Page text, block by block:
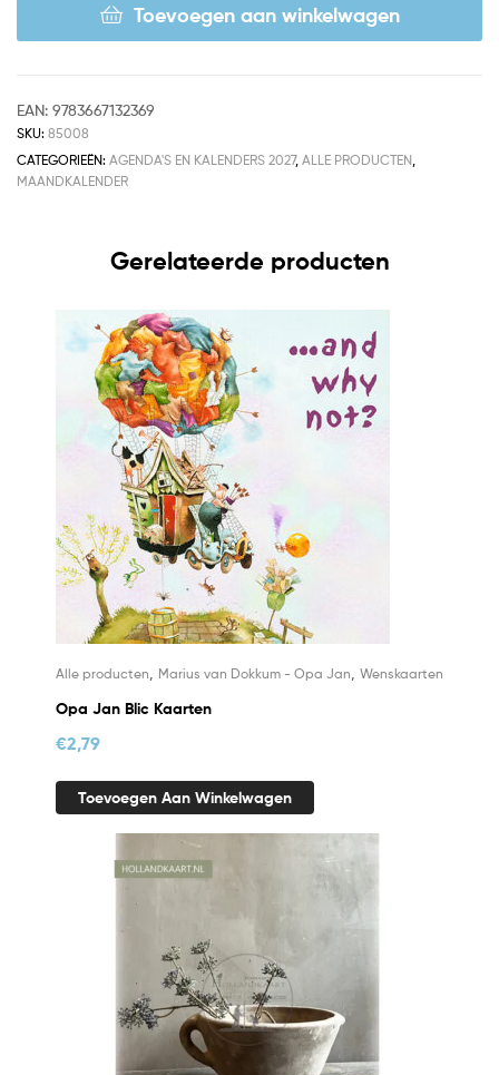
Toevoegen aan winkelwagen
EAN: 9783667132369
SKU: 85008
CATEGORIEËN: AGENDA'S EN KALENDERS 2027, ALLE PRODUCTEN
MAANDKALENDER
Gerelateerde producten
Alle producten Marius van Dokkum - Opa Jan Wenskaarten
Opa Jan Blic Kaarten
€2,79
Toevoegen Aan Winkelwagen